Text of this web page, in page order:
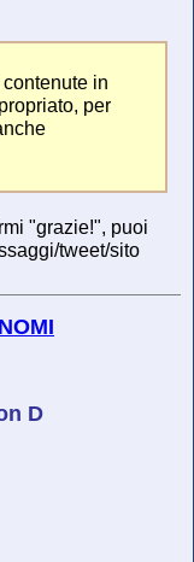
in
per
"grazie!", puoi
tweet/sito
D